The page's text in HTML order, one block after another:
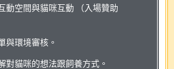
動空間與貓咪互動 （入場贊助
與環境審核。
對貓咪的想法跟飼養方式。